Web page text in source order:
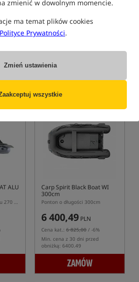
zmienić w dowolnym momencie.
ma temat plików cookies
Polityce Prywatności.
Zmień ustawienia
wszystkie
Carp Spirit Black Boat 320W
Ponton
6 810,49
Cena kat.:7 262,00/ -6%
Min. cena z 30 dni przed
obniżką: 6810.49
ALU
Carp Spirit Camo Boat Alu 270 – ponton karpiowy z aluminiową podłogą
5,0
Carp Spirit Black Boat WI
300cm
Ponton o długości 300cm
6 400,49 PLN
Cena kat.: 6 825,00 / -6%
Min. cena z 30 dni przed
obniżką: 6400.49
ZAMÓW